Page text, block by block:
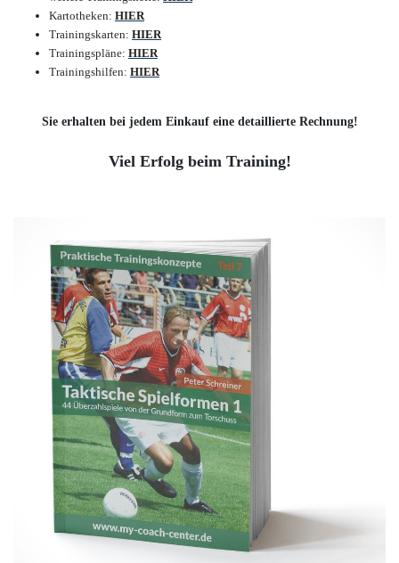
Kartotheken: HIER
Trainingskarten: HIER
Trainingspläne: HIER
Trainingshilfen: HIER
Sie erhalten bei jedem Einkauf eine detaillierte Rechnung!
Viel Erfolg beim Training!